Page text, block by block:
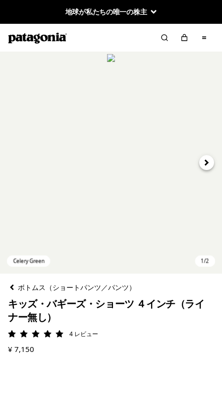
地球が私たちの唯一の株主
次へ
ボトムス（ショートパンツ／パンツ）
キッズ・バギーズ・ショーツ ４インチ（ライ
ナー無し）
評価: 5 / 5 4 レビュー
¥ 7,150